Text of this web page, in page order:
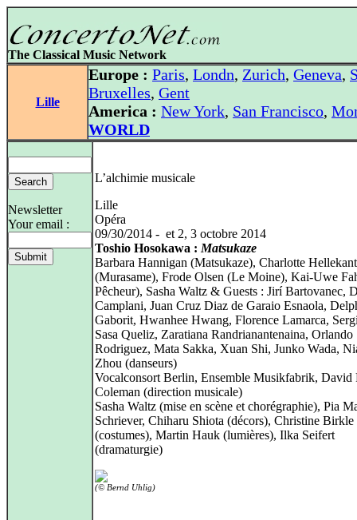
The Classical Music Network
Lille
Europe : Paris, Londn, Zurich, Geneva,
Bruxelles, Gent
America : New York, San Francisco,
WORLD
Newsletter
Your email :
L’alchimie musicale
Lille
Opéra
09/30/2014 - et 2, 3 octobre 2014
Toshio Hosokawa : Matsukaze
Barbara Hannigan (Matsukaze), Charlotte Hellekant
(Murasame), Frode Olsen (Le Moine), Kai-Uwe
Pêcheur), Sasha Waltz & Guests : Jirí Bartovanec,
Camplani, Juan Cruz Diaz de Garaio Esnaola,
Gaborit, Hwanhee Hwang, Florence Lamarca,
Sasa Queliz, Zaratiana Randrianantenaina, Orlando
Rodriguez, Mata Sakka, Xuan Shi, Junko Wada,
Zhou (danseurs)
Vocalconsort Berlin, Ensemble Musikfabrik, David
Coleman (direction musicale)
Sasha Waltz (mise en scène et chorégraphie), Pia
Schriever, Chiharu Shiota (décors), Christine Birkle
(costumes), Martin Hauk (lumières), Ilka Seifert
(dramaturgie)
(© Bernd Uhlig)